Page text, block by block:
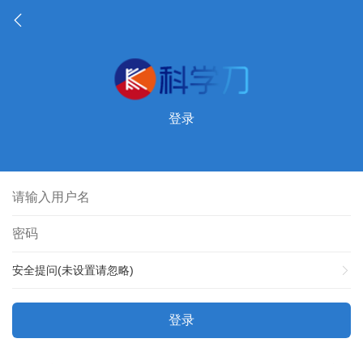
登录
安全提问(未设置请忽略)
登录